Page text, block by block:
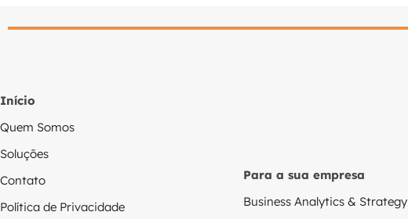
Início
Quem Somos
Soluções
Contato
Política de Privacidade
Para a sua empresa
Business Analytics & Strategy